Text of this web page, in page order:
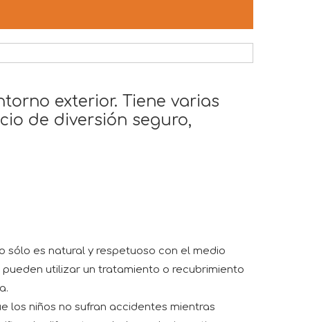
exterior. Tiene varias
de diversión seguro,
sólo es natural y respetuoso con el medio
utilizar un tratamiento o recubrimiento
los niños no sufran accidentes mientras